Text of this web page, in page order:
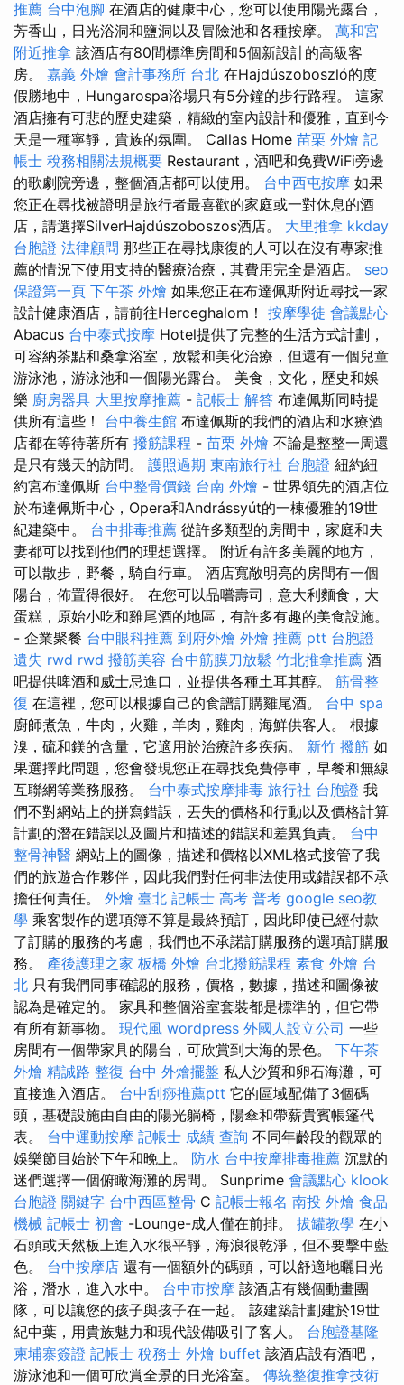
推薦 台中泡腳 在酒店的健康中心，您可以使用陽光露台，
芳香山，日光浴洞和鹽洞以及冒險池和各種按摩。 萬和宮
附近推拿 該酒店有80間標準房間和5個新設計的高級客
房。 嘉義 外燴 會計事務所 台北 在Hajdúszoboszló的度
假勝地中，Hungarospa浴場只有5分鐘的步行路程。 這家
酒店擁有可悲的歷史建築，精緻的室內設計和優雅，直到今
天是一種寧靜，貴族的氛圍。 Callas Home 苗栗 外燴 記
帳士 稅務相關法規概要 Restaurant，酒吧和免費WiFi旁邊
的歌劇院旁邊，整個酒店都可以使用。 台中西屯按摩 如果
您正在尋找被證明是旅行者最喜歡的家庭或一對休息的酒
店，請選擇SilverHajdúszoboszos酒店。 大里推拿 kkday
台胞證 法律顧問 那些正在尋找康復的人可以在沒有專家推
薦的情況下使用支持的醫療治療，其費用完全是酒店。 seo
保證第一頁 下午茶 外燴 如果您正在布達佩斯附近尋找一家
設計健康酒店，請前往Herceghalom！ 按摩學徒 會議點心
Abacus 台中泰式按摩 Hotel提供了完整的生活方式計劃，
可容納茶點和桑拿浴室，放鬆和美化治療，但還有一個兒童
游泳池，游泳池和一個陽光露台。 美食，文化，歷史和娛
樂 廚房器具 大里按摩推薦 - 記帳士 解答 布達佩斯同時提
供所有這些！ 台中養生館 布達佩斯的我們的酒店和水療酒
店都在等待著所有 撥筋課程 - 苗栗 外燴 不論是整整一周還
是只有幾天的訪問。 護照過期 東南旅行社 台胞證 紐約紐
約宮布達佩斯 台中整骨價錢 台南 外燴 - 世界領先的酒店位
於布達佩斯中心，Opera和Andrássyút的一棟優雅的19世
紀建築中。 台中排毒推薦 從許多類型的房間中，家庭和夫
妻都可以找到他們的理想選擇。 附近有許多美麗的地方，
可以散步，野餐，騎自行車。 酒店寬敞明亮的房間有一個
陽台，佈置得很好。 在您可以品嚐壽司，意大利麵食，大
蛋糕，原始小吃和雞尾酒的地區，有許多有趣的美食設施。
- 企業聚餐 台中眼科推薦 到府外燴 外燴 推薦 ptt 台胞證
遺失 rwd rwd 撥筋美容 台中筋膜刀放鬆 竹北推拿推薦 酒
吧提供啤酒和威士忌進口，並提供各種土耳其醇。 筋骨整
復 在這裡，您可以根據自己的食譜訂購雞尾酒。 台中 spa
廚師煮魚，牛肉，火雞，羊肉，雞肉，海鮮供客人。 根據
溴，硫和鎂的含量，它適用於治療許多疾病。 新竹 撥筋 如
果選擇此問題，您會發現您正在尋找免費停車，早餐和無線
互聯網等業務服務。 台中泰式按摩排毒 旅行社 台胞證 我
們不對網站上的拼寫錯誤，丟失的價格和行動以及價格計算
計劃的潛在錯誤以及圖片和描述的錯誤和差異負責。 台中
整骨神醫 網站上的圖像，描述和價格以XML格式接管了我
們的旅遊合作夥伴，因此我們對任何非法使用或錯誤都不承
擔任何責任。 外燴 臺北 記帳士 高考 普考 google seo教
學 乘客製作的選項簿不算是最終預訂，因此即使已經付款
了訂購的服務的考慮，我們也不承諾訂購服務的選項訂購服
務。 產後護理之家 板橋 外燴 台北撥筋課程 素食 外燴 台
北 只有我們同事確認的服務，價格，數據，描述和圖像被
認為是確定的。 家具和整個浴室套裝都是標準的，但它帶
有所有新事物。 現代風 wordpress 外國人設立公司 一些
房間有一個帶家具的陽台，可欣賞到大海的景色。 下午茶
外燴 精誠路 整復 台中 外燴擺盤 私人沙質和卵石海灘，可
直接進入酒店。 台中刮痧推薦ptt 它的區域配備了3個碼
頭，基礎設施由自由的陽光躺椅，陽傘和帶薪貴賓帳篷代
表。 台中運動按摩 記帳士 成績 查詢 不同年齡段的觀眾的
娛樂節目始於下午和晚上。 防水 台中按摩排毒推薦 沉默的
迷們選擇一個俯瞰海灘的房間。 Sunprime 會議點心 klook
台胞證 關鍵字 台中西區整骨 C 記帳士報名 南投 外燴 食品
機械 記帳士 初會 -Lounge-成人僅在前排。 拔罐教學 在小
石頭或天然板上進入水很平靜，海浪很乾淨，但不要擊中藍
色。 台中按摩店 還有一個額外的碼頭，可以舒適地曬日光
浴，潛水，進入水中。 台中市按摩 該酒店有幾個動畫團
隊，可以讓您的孩子與孩子在一起。 該建築計劃建於19世
紀中葉，用貴族魅力和現代設備吸引了客人。 台胞證基隆
柬埔寨簽證 記帳士 稅務士 外燴 buffet 該酒店設有酒吧，
游泳池和一個可欣賞全景的日光浴室。 傳統整復推拿技術